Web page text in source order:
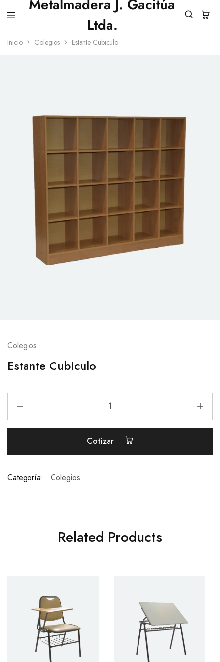
Metalmadera J. Gacitúa
Ltda.
Metalmadera
J.
Inicio Colegios Estante Cubiculo
Colegios
Estante Cubiculo
Cotizar
Categoría: Colegios
Related Products